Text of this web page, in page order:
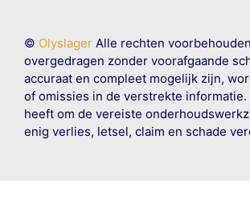
© OlyslagerAlle rechten
overgedragen zonder voorafgaande
accuraat en compleet mogelijk zijn,
of omissies in de verstrekte
heeft om de vereiste
enig verlies, letsel, claim en schade